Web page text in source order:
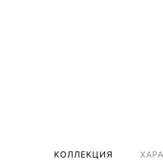
КОЛЛЕКЦИЯ